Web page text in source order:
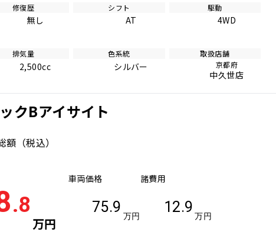
修復歴
無し
シフト
AT
駆動
4WD
排気量
2,500cc
色系統
シルバー
取扱店舗
京都府
中久世店
クBアイサイト
額 （税込）
.8
万円
車両価格
75.9
万円
諸費用
12.9
万円